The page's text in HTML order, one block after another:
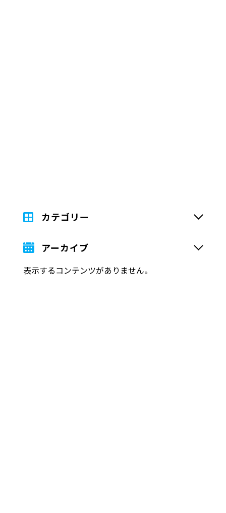
カテゴリー
アーカイブ
表示するコンテンツがありません。